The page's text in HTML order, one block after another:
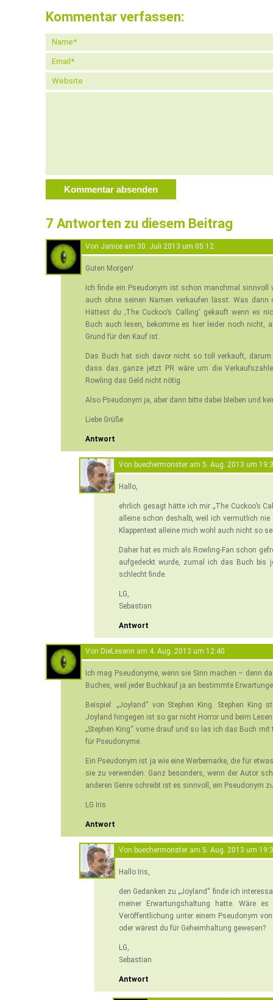
Kommentar verfassen:
7 Antworten zu diesem Beitrag
Von Janice am 30. Juli 2013 um 05:12
Guten Morgen!
Ich finde ein Pseudonym ist schon manchmal
auch ohne seinen Namen verkaufen lässt. Was
Hättest du ‚The Cuckoo’s Calling‘ gekauft wenn es
Buch auch lesen, bekomme es hier leider noch nicht,
Grund für den Kauf ist.
Das Buch hat sich davor nicht so toll verkauft,
dass das ganze jetzt PR wäre um die
Rowling das Geld nicht nötig.
Also Pseudonym ja, aber dann bitte dabei bleiben und
Liebe Grüße
Antwort
Von buechermonster am 5. Aug. 2013 um
Hallo,
ehrlich gesagt hätte ich mir „The Cuckoo’s
alleine schon deshalb, weil ich vermutlich
Klappentext alleine mich wohl auch nicht so
Daher hat es mich als Rowling-Fan schon
aufgedeckt wurde, zumal ich das Buch bis
schlecht finde.
LG,
Sebastian
Antwort
Von DieLeserin am 4. Aug. 2013 um 12:40
Ich mag Pseudonyme, wenn sie Sinn machen – denn
Buches, weil jeder Buchkauf ja an bestimmte
Beispiel: „Joyland“ von Stephen King. Stephen
Joyland hingegen ist so gar nicht Horror und beim
„Stephen King“ vorne drauf und so las ich das Buch
für Pseudonyme.
Ein Pseudonym ist ja wie eine Werbemarke, die für
sie zu verwenden. Ganz besonders, wenn der Autor
anderen Genre schreibt ist es sinnvoll, ein Pseudonym
LG Iris
Antwort
Von buechermonster am 5. Aug. 2013 um
Hallo Iris,
den Gedanken zu „Joyland“ finde ich
meiner Erwartungshaltung hatte. Wäre
Veröffentlichung unter einem Pseudonym
oder wärest du für Geheimhaltung gewesen?
LG,
Sebastian
Antwort